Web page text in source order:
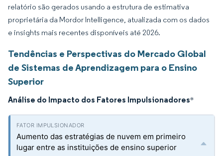
relatório são gerados usando a estrutura de estimativa
proprietária da Mordor Intelligence, atualizada com os dados
e insights mais recentes disponíveis até 2026.
Tendências e Perspectivas do Mercado Global
de Sistemas de Aprendizagem para o Ensino
Superior
Análise do Impacto dos Fatores Impulsionadores*
Aumento das estratégias de nuvem em primeiro
lugar entre as instituições de ensino superior